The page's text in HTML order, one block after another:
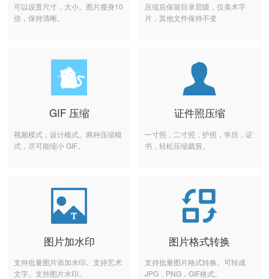
可以设置尺寸，大小。图片瘦身10
倍，保持清晰。
压缩后保留目录层级，仅美术字
片，其他文件保持不变
GIF 压缩
视频模式，设计模式。两种压缩模
式，尽可能缩小 GIF。
证件照压缩
一寸照，二寸照，护照，学历，证
书，轻松压缩裁剪。
图片加水印
支持批量图片添加水印。支持艺术
文字。支持图片水印。
图片格式转换
支持批量图片格式转换。可转成
JPG，PNG，GIF格式。